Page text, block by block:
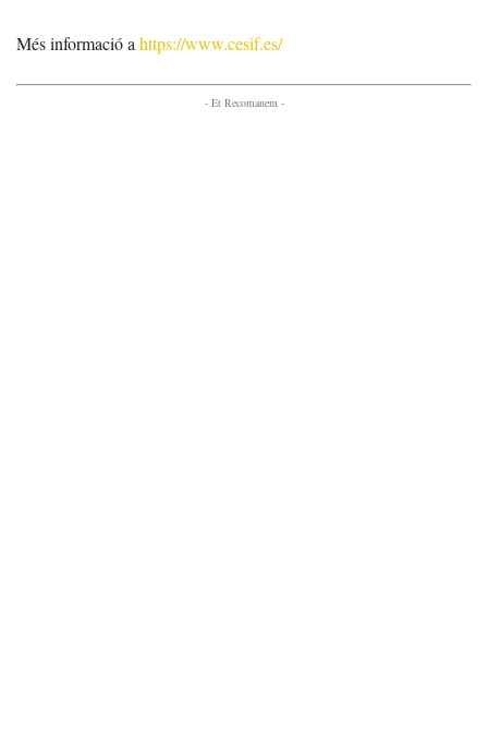
Més informació a https://www.cesif.es/
- Et Recomanem -